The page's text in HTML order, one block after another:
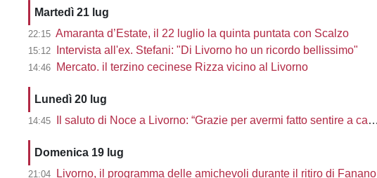
Martedì 21 lug
22:15 Amaranta d’Estate, il 22 luglio la quinta puntata con Scalzo
15:12 Intervista all'ex. Stefani: "Di Livorno ho un ricordo bellissimo"
14:46 Mercato. il terzino cecinese Rizza vicino al Livorno
Lunedì 20 lug
14:45 Il saluto di Noce a Livorno: “Grazie per avermi fatto sentire a casa”
Domenica 19 lug
21:04 Livorno, il programma delle amichevoli durante il ritiro di Fanano